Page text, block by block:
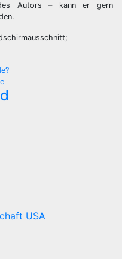
Autors – kann er gern
USA